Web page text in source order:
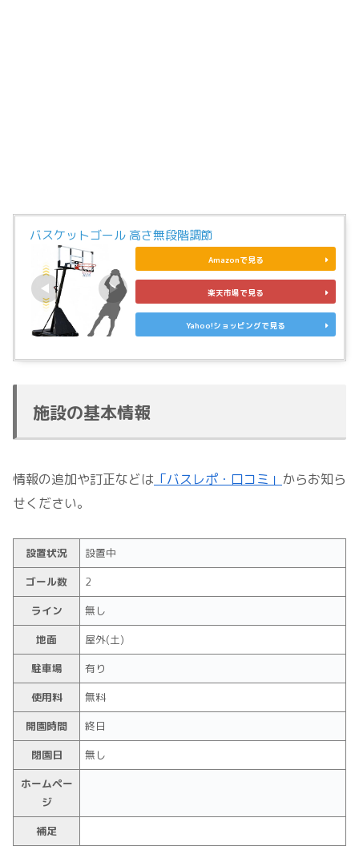
バスケットゴール 高さ無段階調節
Amazonで見る
楽天市場で見る
Yahoo!ショッピングで見る
施設の基本情報
情報の追加や訂正などは 「バスレポ・口コミ」 からお知ら
せください。
設置状況
設置中
ゴール数
2
ライン
無し
地面
屋外(土)
駐車場
有り
使用料
無料
開園時間
終日
閉園日
無し
ホームペー
ジ
補足